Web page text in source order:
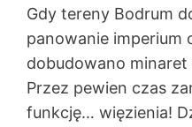
Gdy tereny Bodrum
panowanie imperium
dobudowano minaret
Przez pewien czas
funkcję… więzienia!